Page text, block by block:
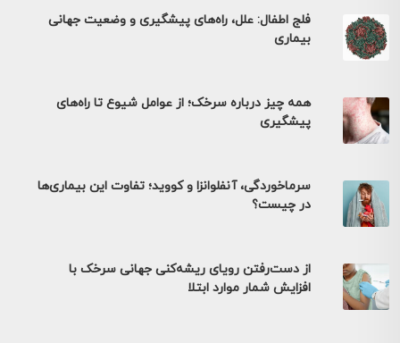
فلج اطفال: علل، راه‌های پیشگیری و وضعیت جهانی
بیماری
همه چیز درباره سرخک؛ از عوامل شیوع تا راه‌های
پیشگیری
سرماخوردگی، آنفلوانزا و کووید؛ تفاوت این بیماری‌ها
در چیست؟
از دست‌رفتن رویای ریشه‌کنی جهانی سرخک با
افزایش شمار موارد ابتلا